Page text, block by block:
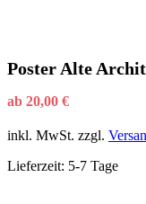
Poster Alte
ab 20,00 €
inkl. MwSt. zzgl.
Lieferzeit: 5-7 Tage